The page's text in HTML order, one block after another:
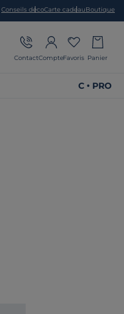
Conseils décoCarte cadeauBoutique
ContactCompteFavoris Panier
C • PRO